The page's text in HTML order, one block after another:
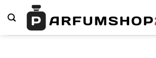
Inhalt
springen